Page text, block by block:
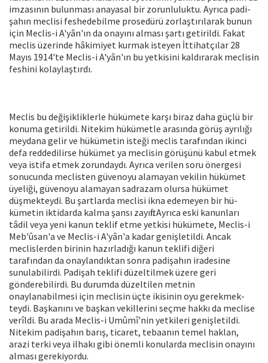
imzasının bulunma­sı anayasal bir zorunluluktu. Ayrıca padi­
şahın meclisi feshedebilme prosedürü zorlaştırılarak bunun
için Meclis-i A'yân'ın da onayını alması şartı getirildi. Fakat
meclis üzerinde hâkimiyet kurmak iste­yen İttihatçılar 28
Mayıs 1914'te Meclis-i A'yân'ın bu yetkisini kaldırarak meclisin
feshini kolaylaştırdı.
Meclis bu değişikliklerle hükümete kar­şı biraz daha güçlü bir
konuma getirildi. Nitekim hükümetle arasında görüş ayrı­lığı
meydana gelir ve hükümetin isteği meclis tarafından ikinci
defa reddedilir­se hükümet ya meclisin görüşünü kabul etmek
veya istifa etmek zorundaydı. Ayrıca verilen soru önergesi
sonucunda meclisten güvenoyu alamayan vekilin hü­kümet
üyeliği, güvenoyu alamayan sad­razam olursa hükümet
düşmekteydi. Bu şartlarda meclisi ikna edemeyen bir hü­
kümetin iktidarda kalma şansı zayıftı. Ay­rıca eski kanunları
tâdil veya yeni kanun teklif etme yetkisi hükümete, Meclis-i
Meb'ûsan'a ve Meclis-i A'yân'a kadar ge­nişletildi. Ancak
meclislerden birinin ha­zırladığı kanun teklifi diğeri
tarafından da onaylandıktan sonra padişahın irade­sine
sunulabilirdi. Padişah teklifi düzel­tilmek üzere geri
gönderebilirdi. Bu du­rumda düzeltilen metnin
onaylanabilmesi için meclisin üçte ikisinin oyu gerekmek­
teydi. Başkanını ve başkan vekillerini seç­me hakkı da meclise
verîldi. Bu arada Meclis-i Umûmî'nin yetkileri genişletildi.
Nitekim padişahın barış, ticaret, tebaa­nın temel haklan,
arazi terki veya ilhakı gibi önemli konularda meclisin onayını
al­ması gerekiyordu.